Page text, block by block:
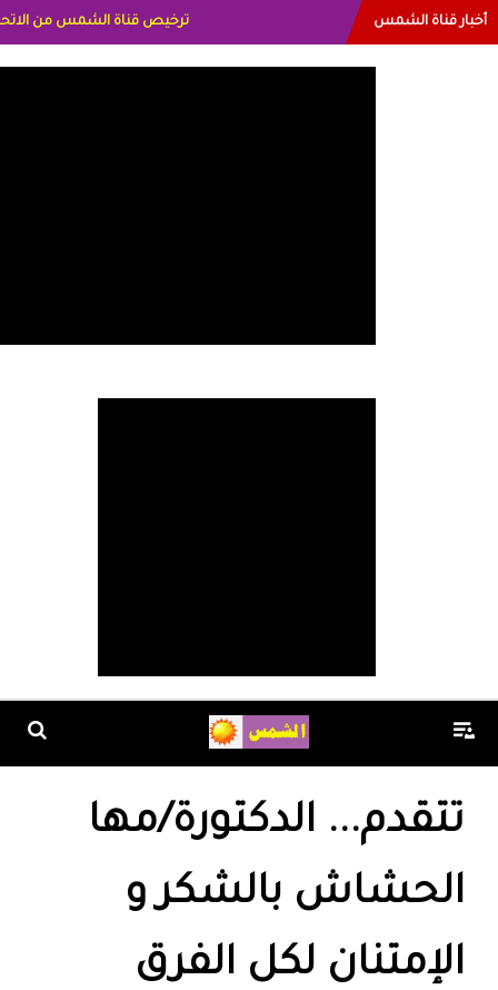
أخبار قناة الشمس
تتقدم... الدكتورة/مها
الحشاش بالشكر و
الإمتنان لكل الفرق